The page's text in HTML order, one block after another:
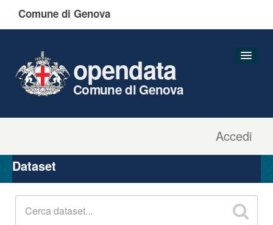
Comune di Genova
Accedi
opendata
Comune di Genova
Organizzazioni
Gruppi
Dataset